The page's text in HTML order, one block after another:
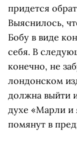
придется
Выяснилось,
Бобу в виде
себя. В
конечно, не
лондонском
должна выйти
духе «Марли и
помянут в